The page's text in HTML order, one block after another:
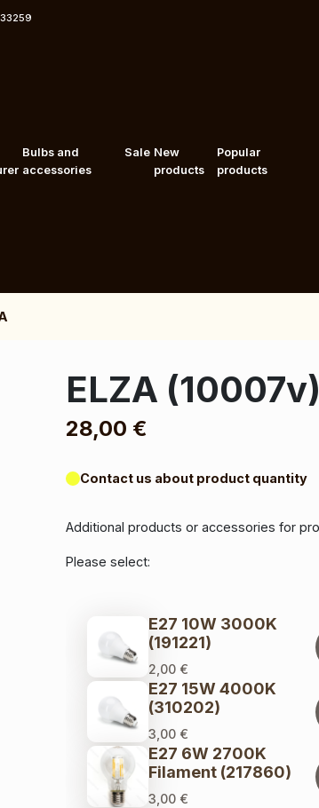
Bulbs and
accessories
Sale New
products
Popular
products
ELZA
28,00 €
Contact us about product quantity
Additional products or accessories for
Please select:
E27 10W 3000K
(191221)
2,00 €
E27 15W 4000K
(310202)
3,00 €
E27 6W 2700K
Filament (217860)
3,00 €